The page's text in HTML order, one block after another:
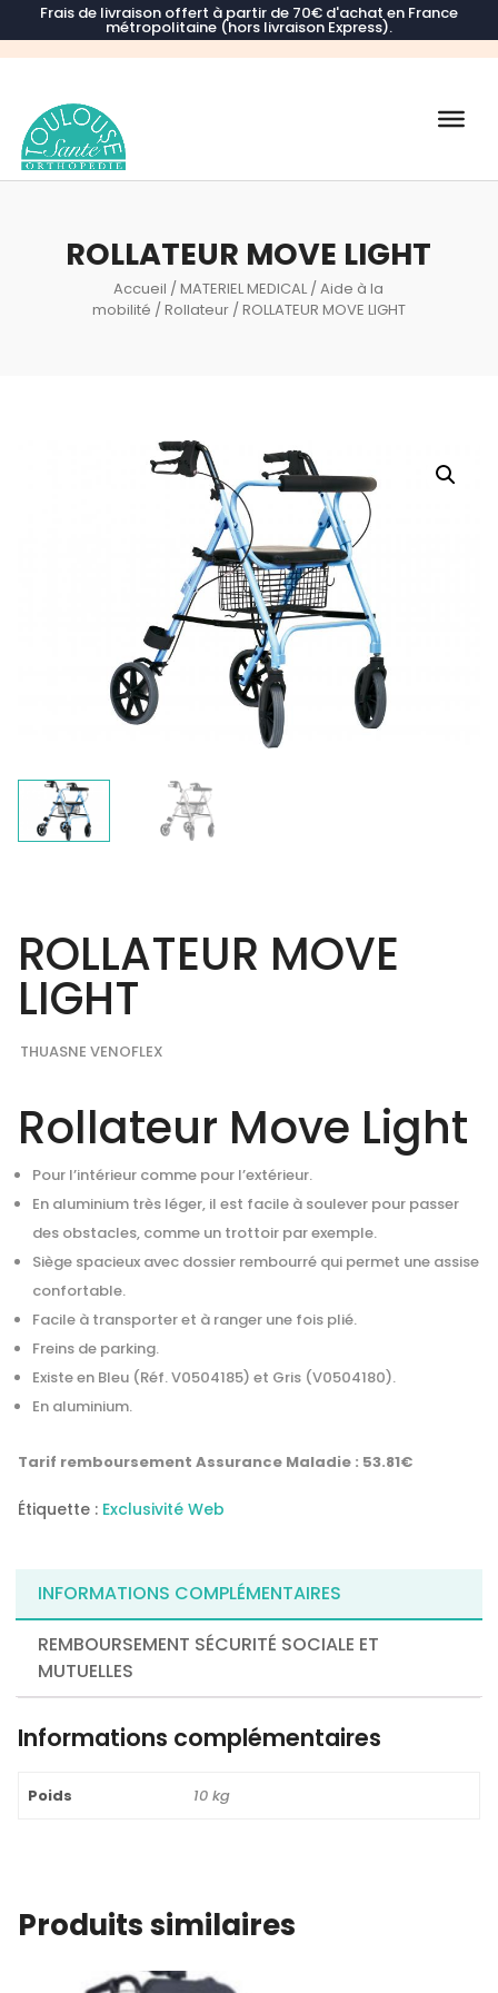
Frais de livraison offert à partir de 70€ d'achat en France
métropolitaine (hors livraison Express).
Recherche
ROLLATEUR MOVE LIGHT
Accueil /MATERIEL MEDICAL /Aide à la
mobilité /Rollateur/ ROLLATEUR MOVE LIGHT
ROLLATEUR MOVE
LIGHT
THUASNE VENOFLEX
Rollateur Move Light
Pour l’intérieur comme pour l’extérieur.
En aluminium très léger, il est facile à soulever pour passer
des obstacles, comme un trottoir par exemple.
Siège spacieux avec dossier rembourré qui permet une assise
confortable.
Facile à transporter et à ranger une fois plié.
Freins de parking.
Existe en Bleu (Réf. V0504185) et Gris (V0504180).
En aluminium.
Tarif remboursement Assurance Maladie : 53.81€
Étiquette : Exclusivité Web
INFORMATIONS COMPLÉMENTAIRES
REMBOURSEMENT SÉCURITÉ SOCIALE ET
MUTUELLES
Informations complémentaires
Poids 10 kg
Produits similaires